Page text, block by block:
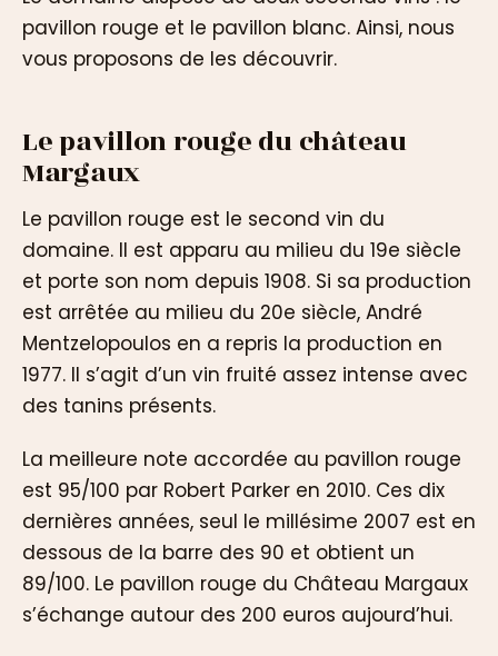
pavillon rouge et le pavillon blanc. Ainsi, nous
vous proposons de les découvrir.
Le pavillon rouge du château
Margaux
Le pavillon rouge est le second vin du
domaine. Il est apparu au milieu du 19e siècle
et porte son nom depuis 1908. Si sa production
est arrêtée au milieu du 20e siècle, André
Mentzelopoulos en a repris la production en
1977. Il s’agit d’un vin fruité assez intense avec
des tanins présents.
La meilleure note accordée au pavillon rouge
est 95/100 par Robert Parker en 2010. Ces dix
dernières années, seul le millésime 2007 est en
dessous de la barre des 90 et obtient un
89/100. Le pavillon rouge du Château Margaux
s’échange autour des 200 euros aujourd’hui.